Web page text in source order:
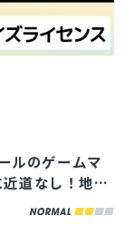
ルのゲームマ
道なし！地道
施策も紹介さ